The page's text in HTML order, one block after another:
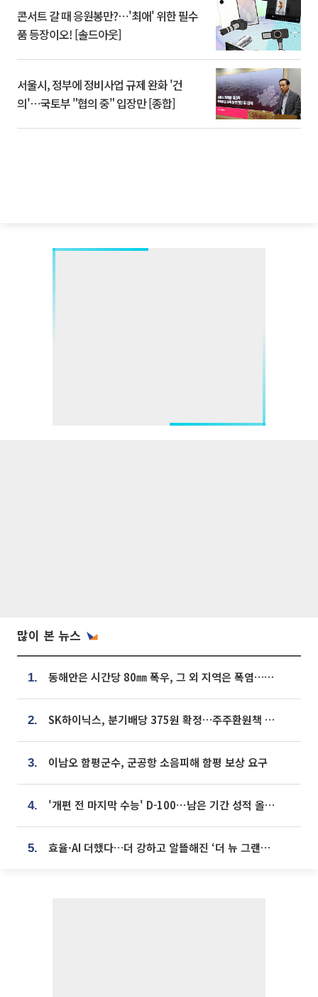
콘서트 갈 때 응원봉만?⋯'최애' 위한 필수
품 등장이오! [솔드아웃]
서울시, 정부에 정비사업 규제 완화 '건
의'⋯국토부 "협의 중" 입장만 [종합]
많이 본 뉴스
1. 동해안은 시간당 80㎜ 폭우, 그 외 지역은 폭염…‘극과 극 날씨’
2. SK하이닉스, 분기배당 375원 확정…주주환원책 9월로 앞당겨 발표
3. 이남오 함평군수, 군공항 소음피해 함평 보상 요구
4. '개편 전 마지막 수능' D-100⋯남은 기간 성적 올릴 전략은
5. 효율·AI 더했다…더 강하고 알뜰해진 ‘더 뉴 그랜저 하이브리드’ [ET의 모빌리티]